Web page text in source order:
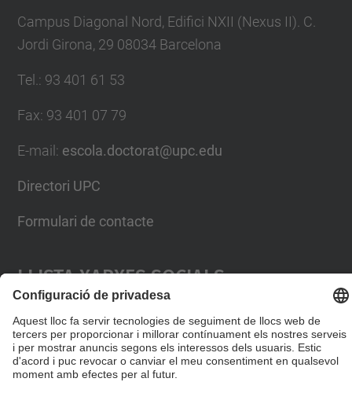
Campus Diagonal Nord, Edifici NXII (Nexus II). C.
Jordi Girona, 29 08034 Barcelona
Tel.: 93 401 61 53
Fax: 93 401 07 79
E-mail : escola.doctorat@upc.edu
Directori UPC
Formulari de contacte
Llista Xarxes Socials